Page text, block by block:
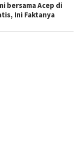
bersama Acep di
Ini Faktanya